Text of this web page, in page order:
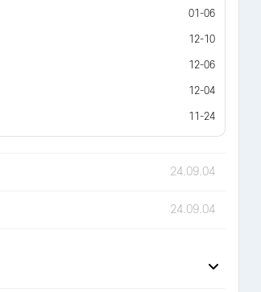
01-06
12-10
12-06
12-04
11-24
24.09.04
24.09.04